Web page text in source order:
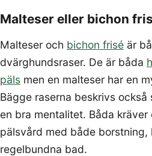
Malteser eller bichon
Malteser och bichon frisé är
dvärghundsraser. De är båda
päls men en malteser har en
Bägge raserna beskrivs också
en bra mentalitet. Båda
pälsvård med både borstning,
regelbundna bad.